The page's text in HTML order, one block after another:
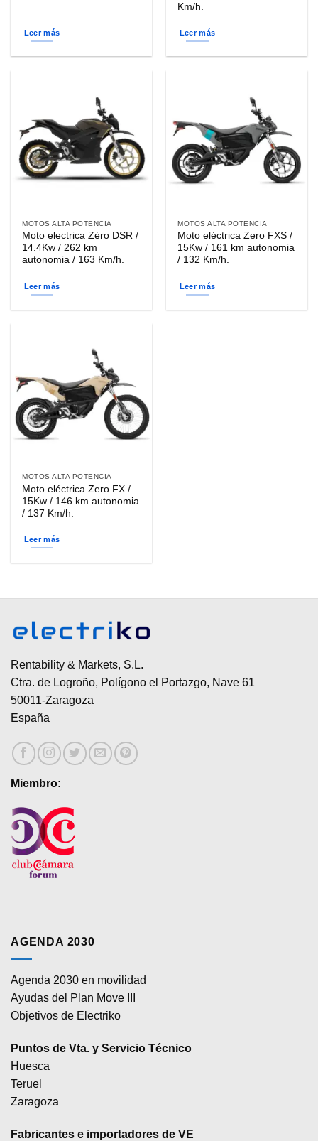
Leer más
Km/h.
Leer más
MOTOS ALTA POTENCIA
Moto electrica Zéro DSR /
14.4Kw / 262 km
autonomia / 163 Km/h.
Leer más
MOTOS ALTA POTENCIA
Moto eléctrica Zero FXS /
15Kw / 161 km autonomia
/ 132 Km/h.
Leer más
MOTOS ALTA POTENCIA
Moto eléctrica Zero FX /
15Kw / 146 km autonomia
/ 137 Km/h.
Leer más
Rentability & Markets, S.L.
Ctra. de Logroño, Polígono el Portazgo, Nave 61
50011-Zaragoza
España
Miembro:
AGENDA 2030
Agenda 2030 en movilidad
Ayudas del Plan Move III
Objetivos de Electriko
Puntos de Vta. y Servicio Técnico
Huesca
Teruel
Zaragoza
Fabricantes e importadores de VE